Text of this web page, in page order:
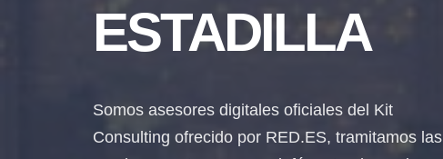
ESTADILLA
Somos asesores digitales oficiales del Kit
Consulting ofrecido por RED.ES, tramitamos las